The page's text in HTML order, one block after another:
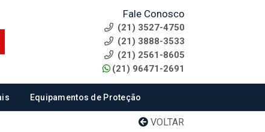
Fale Conosco
(21) 3527-4750
(21) 3888-3533
(21) 2561-8605
(21) 96471-2691
Equipamentos de Proteção
VOLTAR